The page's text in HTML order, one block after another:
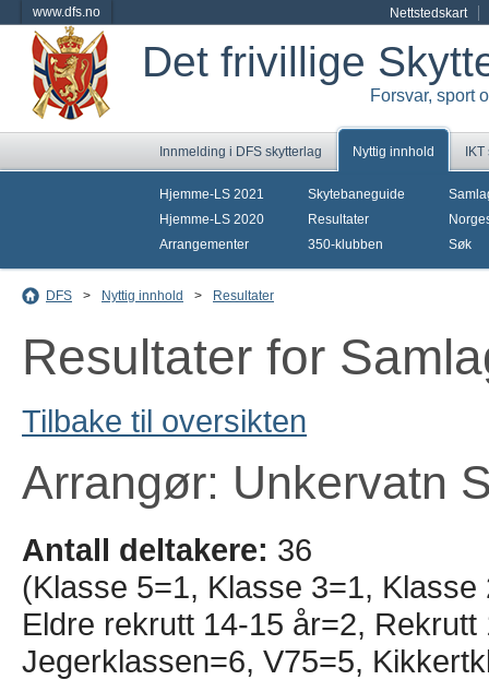
www.dfs.no Nettstedskart
Det frivillige
Forsvar, sport
Innmelding i DFS skytterlag Nyttig innhold
Hjemme-LS 2021
Hjemme-LS 2020
Arrangementer
Skytebaneguide
Resultater
350-klubben
Søk
DFS > Nyttig innhold > Resultater
Resultater for
Tilbake til oversikten
Arrangør: Unkervatn
Antall deltakere: 36
(Klasse 5=1, Klasse 3=1,
Eldre rekrutt 14-15 år=2,
Jegerklassen=6, V75=5,